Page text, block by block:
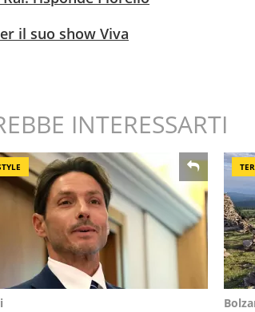
il suo show Viva
INTERESSARTI